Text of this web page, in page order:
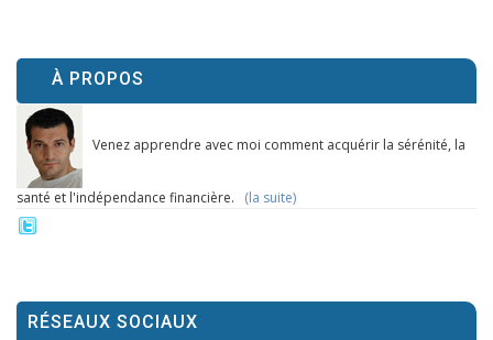
À PROPOS
Venez apprendre avec moi comment acquérir la sérénité, la
santé et l'indépendance financière. (la suite)
RÉSEAUX SOCIAUX